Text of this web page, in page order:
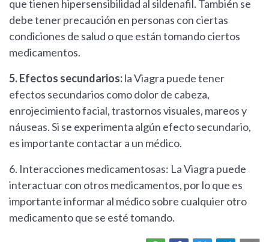
que tienen hipersensibilidad al sildenafil. También se
debe tener precaución en personas con ciertas
condiciones de salud o que están tomando ciertos
medicamentos.
5. Efectos secundarios:la Viagra puede tener
efectos secundarios como dolor de cabeza,
enrojecimiento facial, trastornos visuales, mareos y
náuseas. Si se experimenta algún efecto secundario,
es importante contactar a un médico.
6. Interacciones medicamentosas: La Viagra puede
interactuar con otros medicamentos, por lo que es
importante informar al médico sobre cualquier otro
medicamento que se esté tomando.